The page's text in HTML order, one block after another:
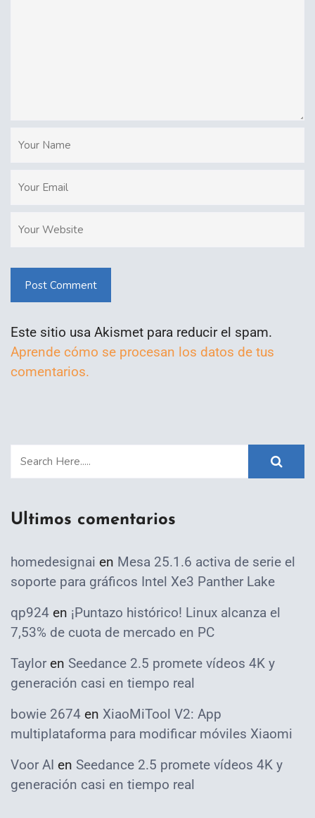
Post Comment
Este sitio usa Akismet para reducir el spam.
Aprende cómo se procesan los datos de tus
comentarios.
Ultimos comentarios
homedesignai en Mesa 25.1.6 activa de serie el
soporte para gráficos Intel Xe3 Panther Lake
qp924 en ¡Puntazo histórico! Linux alcanza el
7,53% de cuota de mercado en PC
Taylor en Seedance 2.5 promete vídeos 4K y
generación casi en tiempo real
bowie 2674 en XiaoMiTool V2: App
multiplataforma para modificar móviles Xiaomi
Voor AI en Seedance 2.5 promete vídeos 4K y
generación casi en tiempo real